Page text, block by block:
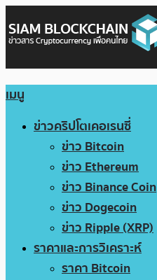
เมนู
ข่าวคริปโตเคอเรนซี่
ข่าว Bitcoin
ข่าว Ethereum
ข่าว Binance Coin
ข่าว Dogecoin
ข่าว Ripple (XRP)
ราคาและการวิเคราะห์
ราคา Bitcoin